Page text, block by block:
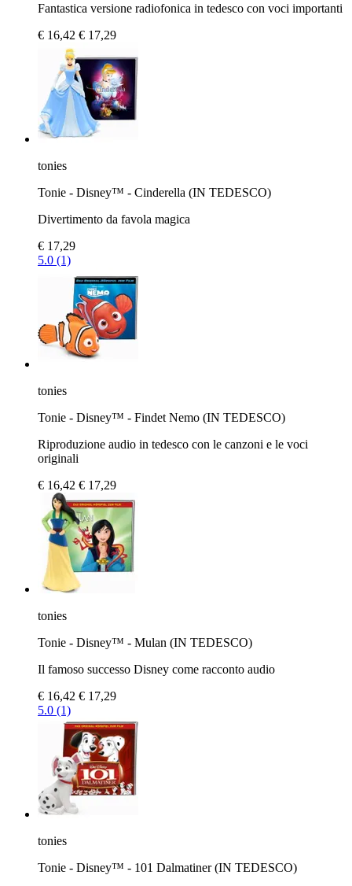
Fantastica versione radiofonica in tedesco con voci importanti
€ 16,42 € 17,29
tonies
Tonie - Disney™ - Cinderella (IN TEDESCO)
Divertimento da favola magica
€ 17,29
5.0 (1)
tonies
Tonie - Disney™ - Findet Nemo (IN TEDESCO)
Riproduzione audio in tedesco con le canzoni e le voci
originali
€ 16,42 € 17,29
tonies
Tonie - Disney™ - Mulan (IN TEDESCO)
Il famoso successo Disney come racconto audio
€ 16,42 € 17,29
5.0 (1)
tonies
Tonie - Disney™ - 101 Dalmatiner (IN TEDESCO)